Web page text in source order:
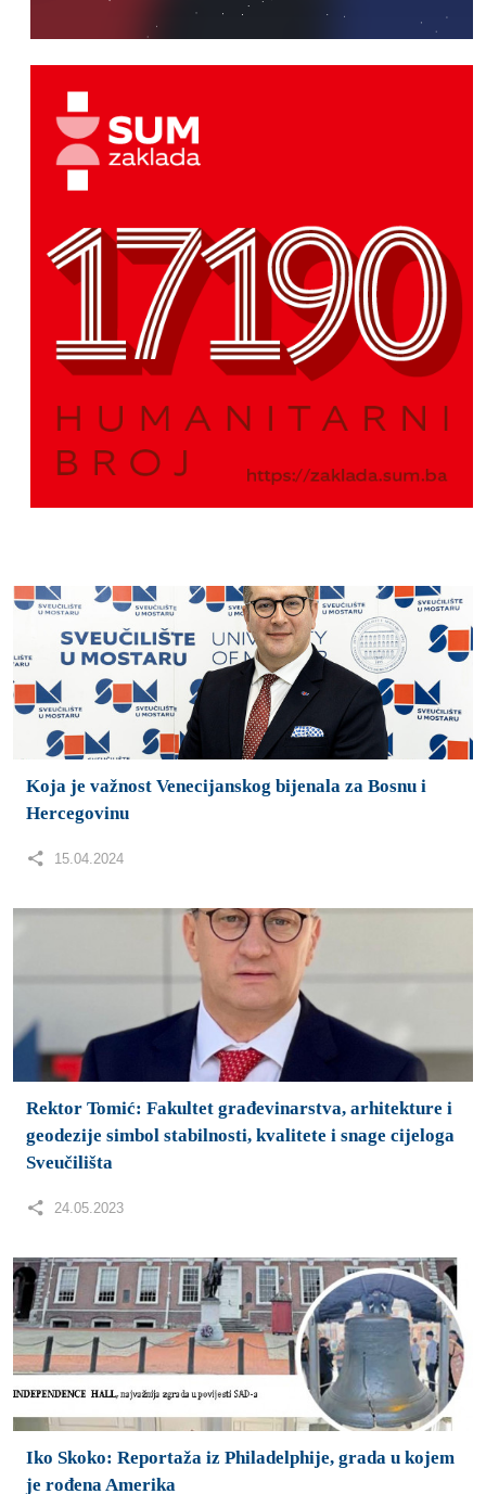
Koja je važnost Venecijanskog bijenala za Bosnu i
Hercegovinu
15.04.2024
Rektor Tomić: Fakultet građevinarstva, arhitekture i
geodezije simbol stabilnosti, kvalitete i snage cijeloga
Sveučilišta
24.05.2023
Iko Skoko: Reportaža iz Philadelphije, grada u kojem
je rođena Amerika